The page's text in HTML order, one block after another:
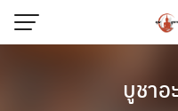
บูชาอ